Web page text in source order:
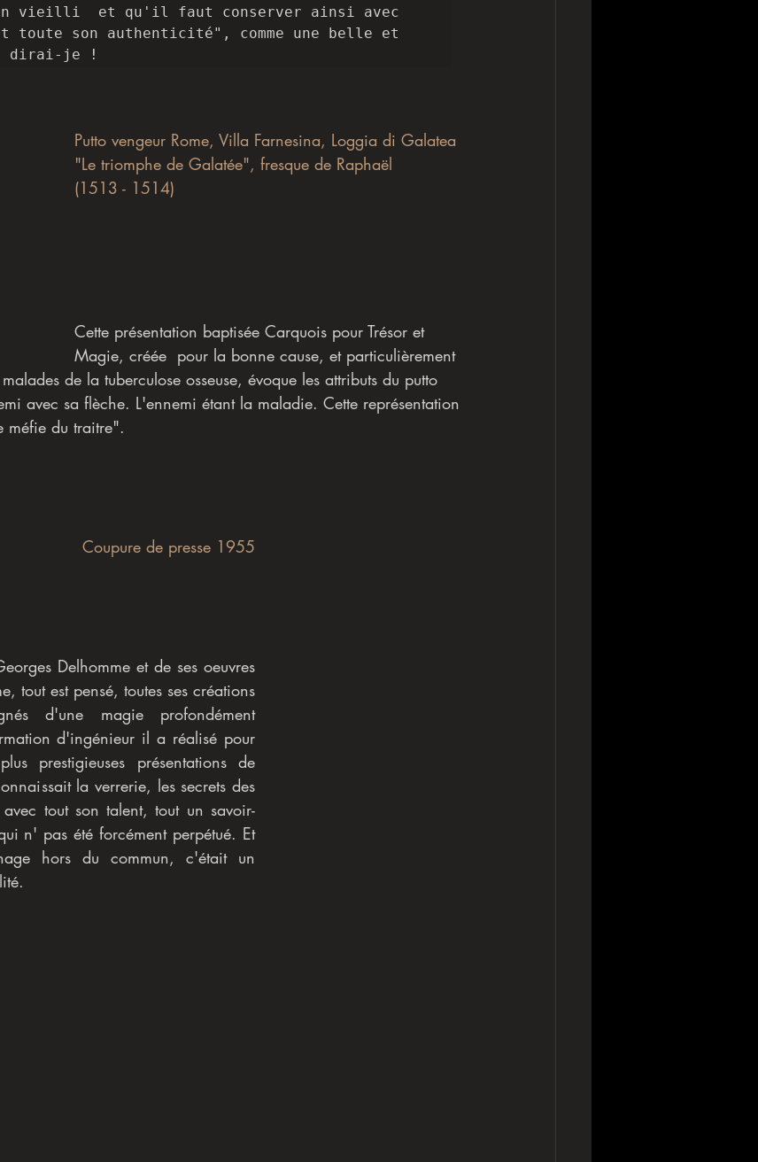
vieilli  et qu'il faut conserver ainsi avec
toute son authenticité", comme une belle et
dirai-je !
Putto vengeur Rome, Villa Farnesina, Loggia di Galatea
"Le triomphe de Galatée", fresque de Raphaël
(1513 - 1514)
Cette présentation baptisée Carquois pour Trésor et
Magie, créée  pour la bonne cause, et particulièrement
de la tuberculose osseuse, évoque les attributs du putto
avec sa flèche. L'ennemi étant la maladie. Cette représentation
méfie du traitre".
Coupure de presse 1955
Delhomme et de ses oeuvres
tout est pensé, toutes ses créations
d'une magie profondément
d'ingénieur il a réalisé pour
prestigieuses présentations de
la verrerie, les secrets des
tout son talent, tout un savoir-
n' pas été forcément perpétué. Et
hors du commun, c'était un